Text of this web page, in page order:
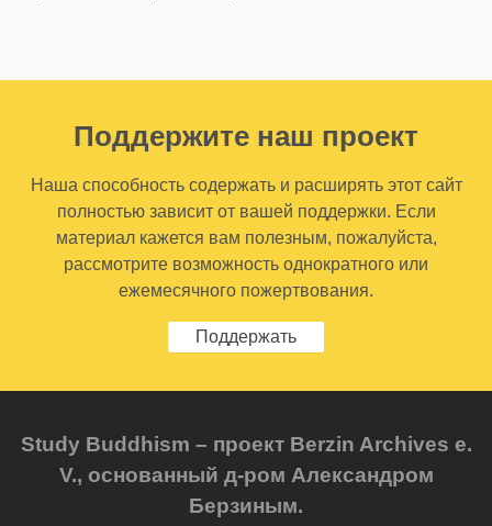
Поддержите наш проект
Наша способность содержать и расширять этот сайт
полностью зависит от вашей поддержки. Если
материал кажется вам полезным, пожалуйста,
рассмотрите возможность однократного или
ежемесячного пожертвования.
Поддержать
Study Buddhism – проект Berzin Archives e.
V., основанный д-ром Александром
Берзиным.